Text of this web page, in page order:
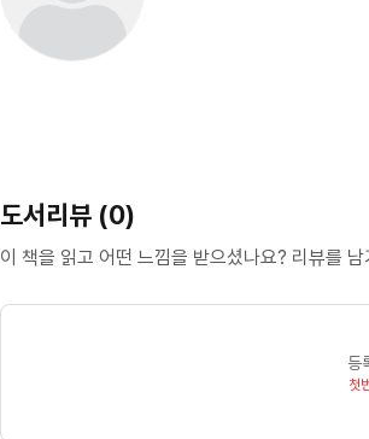
도서리뷰 (0)
이 책을 읽고 어떤 느낌을 받으셨나요? 리뷰를
등
첫